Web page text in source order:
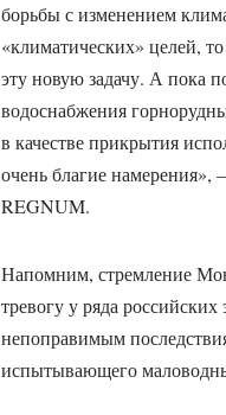
борьбы с изменением
«климатических» целей,
эту новую задачу. А пока
водоснабжения
в качестве прикрытия
очень благие намерения»,
REGNUM.
Напомним, стремление
тревогу у ряда
непоправимым
испытывающего